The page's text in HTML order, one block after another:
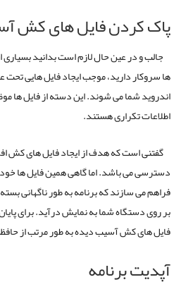
پاک کردن فایل های کش
جالب و در عین حال لازم است بدانید بسیاری
ها سروکار دارید، موجب ایجاد فایل هایی
اندروید شما می شوند.این دسته از فایل ها
اطلاعات تکراری هستند.
گفتنی است که هدف از ایجاد فایل های
دسترسی می باشد.اما گاهی همین فایل ها
فراهم می سازند که برنامه به طور ناگهانی
بر روی دستگاه شما به نمایش درآید.برای
فایل های کش آسیب دیده به طور مرتب از
آپدیت برنامه